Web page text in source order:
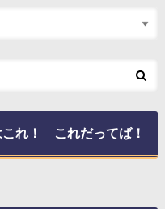
れ！ これだってば！